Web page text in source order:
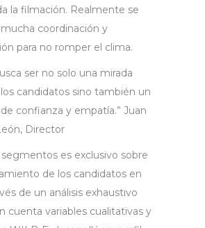
la filmación. Realmente se
coordinación y
para no romper el clima.
ser no solo una mirada
candidatos sino también un
confianza y empatía.” Juan
Director
es exclusivo sobre
de los candidatos en
de un análisis exhaustivo
cuenta variables cualitativas y